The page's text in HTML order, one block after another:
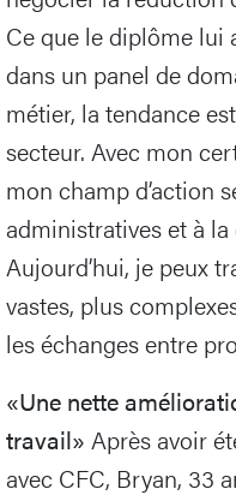
Ce que le diplôme lui
dans un panel de
métier, la tendance
secteur. Avec mon
mon champ d’action
administratives et à
Aujourd’hui, je peux
vastes, plus
les échanges entre
«Une nette
travail» Après avoir
avec CFC, Bryan, 33